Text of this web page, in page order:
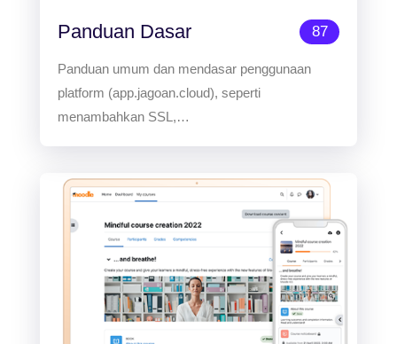
Panduan Dasar 87
Panduan umum dan mendasar penggunaan
platform (app.jagoan.cloud), seperti
menambahkan SSL,…